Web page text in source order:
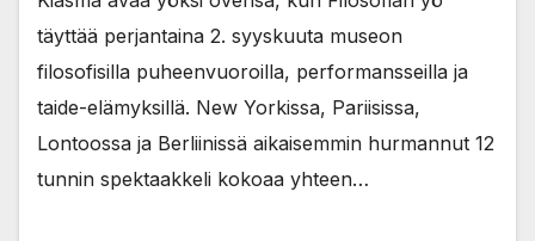
täyttää perjantaina 2. syyskuuta museon
filosofisilla puheenvuoroilla, performansseilla ja
taide-elämyksillä. New Yorkissa, Pariisissa,
Lontoossa ja Berliinissä aikaisemmin hurmannut 12
tunnin spektaakkeli kokoaa yhteen…